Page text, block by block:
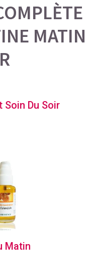
ÈTE
MATIN
Soin Du Soir
Matin